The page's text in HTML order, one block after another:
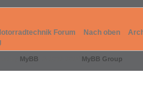
Forum Nach oben
MyBB MyBB Group